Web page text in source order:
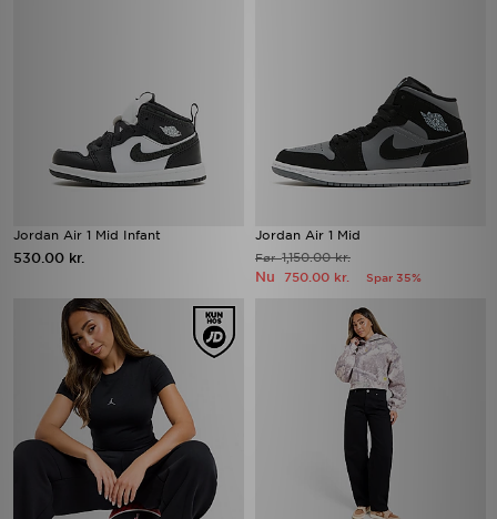
Jordan Air 1 Mid Infant
530.00 kr.
Jordan Air 1 Mid
Før1,150.00 kr.
Nu 750.00 kr. Spar 35%